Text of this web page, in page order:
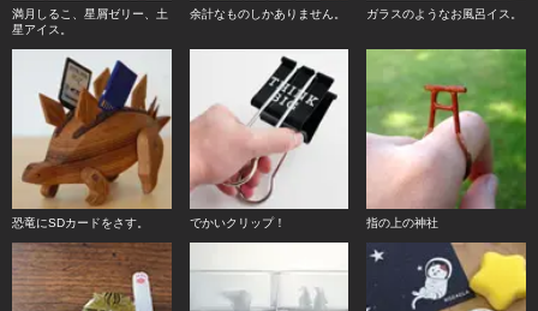
満月しるこ、星屑ゼリー、土
星アイス。
余計なものしかありません。 ガラスのようなお風呂イス。
恐竜にSDカードをさす。 でかいクリップ！ 指の上の神社